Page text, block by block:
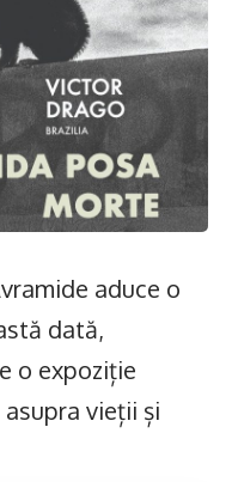
aduce o
dată,
o expoziție
vieții și